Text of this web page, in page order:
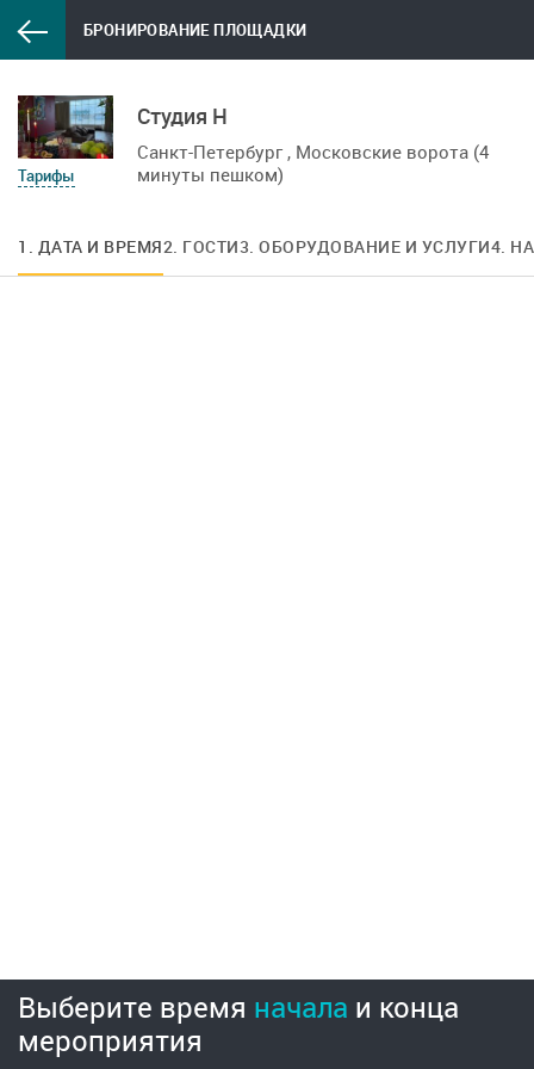
БРОНИРОВАНИЕ ПЛОЩАДКИ
Выберите время начала и конца
мероприятия
Тарифы
Студия Н
Санкт-Петербург , Московские ворота (4
минуты пешком)
1. ДАТА И ВРЕМЯ2. ГОСТИ3. ОБОРУДОВАНИЕ И УСЛУГИ4.